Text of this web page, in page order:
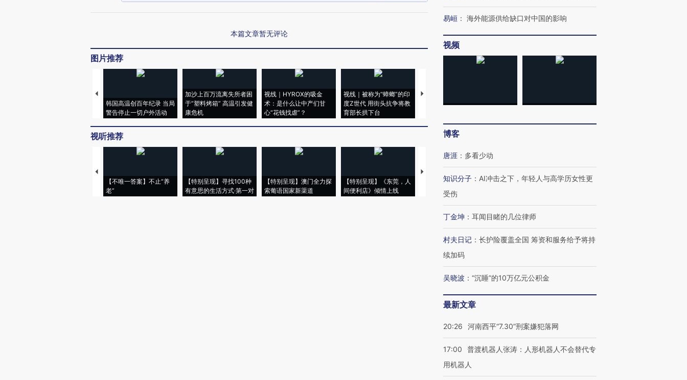
本篇文章暂无评论
图片推荐
韩国高温创百年纪录 当局
警告停止一切户外活动
加沙上百万流离失所者困
于“塑料烤箱” 高温引发健
康危机
视线｜HYROX的吸金
术：是什么让中产们甘
心“花钱找虐”？
视线｜被称为“蟑螂”的印
度Z世代 用街头抗争将教
育部长拱下台
视线｜“入侵”还是“人道危
机”？难民潮撕裂西班牙
128毫米 紧急转移近
雨 3小时累计雨量超80毫
视听推荐
【不唯一答案】不止“养
老”
【特别呈现】寻找100种
有意思的生活方式·第一对
【特别呈现】澳门全力探
索葡语国家新渠道
【特别呈现】《东莞，人
间便利店》倾情上线
【推广】走进第四届链博
会，让数智科技“链”接产
【特别呈现】寻找100种
CFO：不靠规模取胜，华
易峘 ： 海外能源供给缺口对中国的影响
视频
博客
唐涯 ： 多看少动
知识分子 ： AI冲击之下，年轻人与高学历女性更
受伤
丁金坤 ： 耳闻目睹的几位律师
村夫日记 ： 长护险覆盖全国 筹资和服务给予将持
续加码
吴晓波 ： “沉睡”的10万亿元公积金
最新文章
20:26 河南西平“7.30”刑案嫌犯落网
17:00
普渡机器人张涛：人形机器人不会替代专
用机器人